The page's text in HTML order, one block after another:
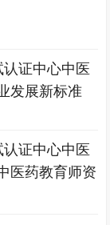
证中心中医
发展新标准
证中心中医
医药教育师资